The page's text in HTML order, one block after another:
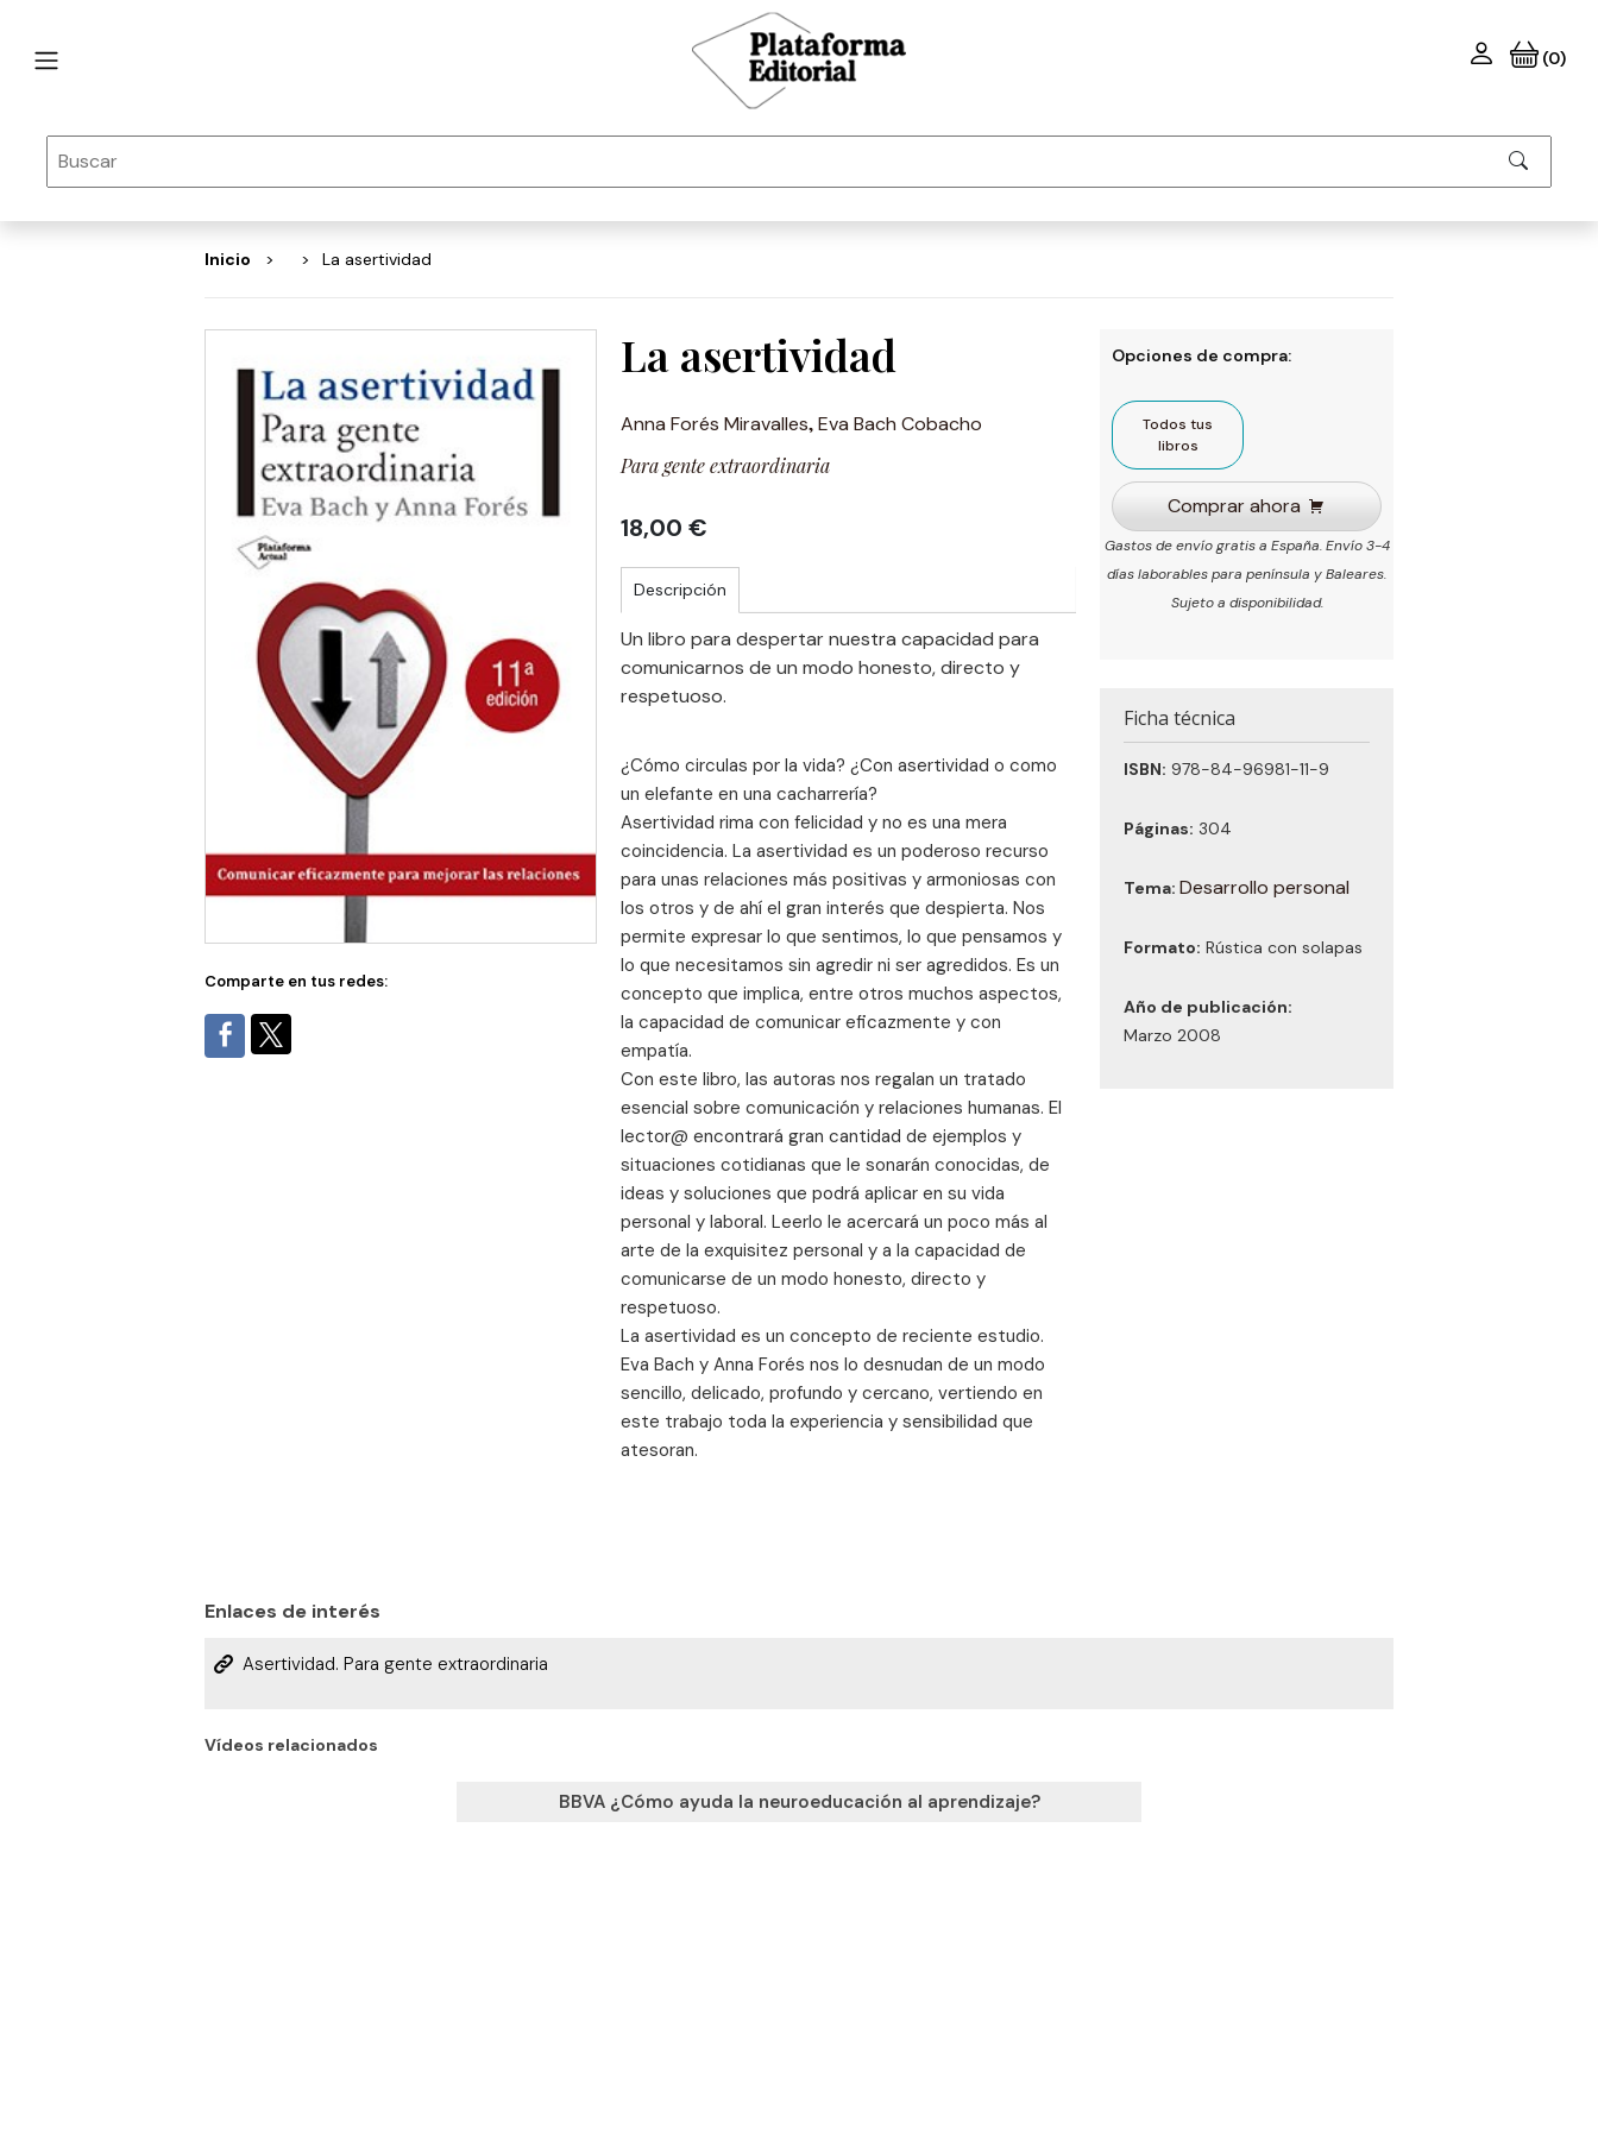
(0)
Inicio La asertividad
Comparte en tus redes:
La asertividad
Anna Forés Miravalles,Eva Bach Cobacho
Para gente extraordinaria
18,00 €
Descripción
Un libro para despertar nuestra capacidad para
comunicarnos de un modo honesto, directo y
respetuoso.
¿Cómo circulas por la vida? ¿Con asertividad o como
un elefante en una cacharrería?
Asertividad rima con felicidad y no es una mera
coincidencia. La asertividad es un poderoso recurso
para unas relaciones más positivas y armoniosas con
los otros y de ahí el gran interés que despierta. Nos
permite expresar lo que sentimos, lo que pensamos y
lo que necesitamos sin agredir ni ser agredidos. Es un
concepto que implica, entre otros muchos aspectos,
la capacidad de comunicar eficazmente y con
empatía.
Con este libro, las autoras nos regalan un tratado
esencial sobre comunicación y relaciones humanas. El
lector@ encontrará gran cantidad de ejemplos y
situaciones cotidianas que le sonarán conocidas, de
ideas y soluciones que podrá aplicar en su vida
personal y laboral. Leerlo le acercará un poco más al
arte de la exquisitez personal y a la capacidad de
comunicarse de un modo honesto, directo y
respetuoso.
La asertividad es un concepto de reciente estudio.
Eva Bach y Anna Forés nos lo desnudan de un modo
sencillo, delicado, profundo y cercano, vertiendo en
este trabajo toda la experiencia y sensibilidad que
atesoran.
Opciones de compra:
Todos tus
libros
Comprar ahora
Gastos de envío gratis a España. Envío 3-4
días laborables para península y Baleares.
Sujeto a disponibilidad.
Ficha técnica
ISBN: 978-84-96981-11-9
Páginas: 304
Tema: Desarrollo personal
Formato: Rústica con solapas
Año de publicación:
Marzo 2008
Enlaces de interés
Asertividad. Para gente extraordinaria
Vídeos relacionados
BBVA ¿Cómo ayuda la neuroeducación al aprendizaje?